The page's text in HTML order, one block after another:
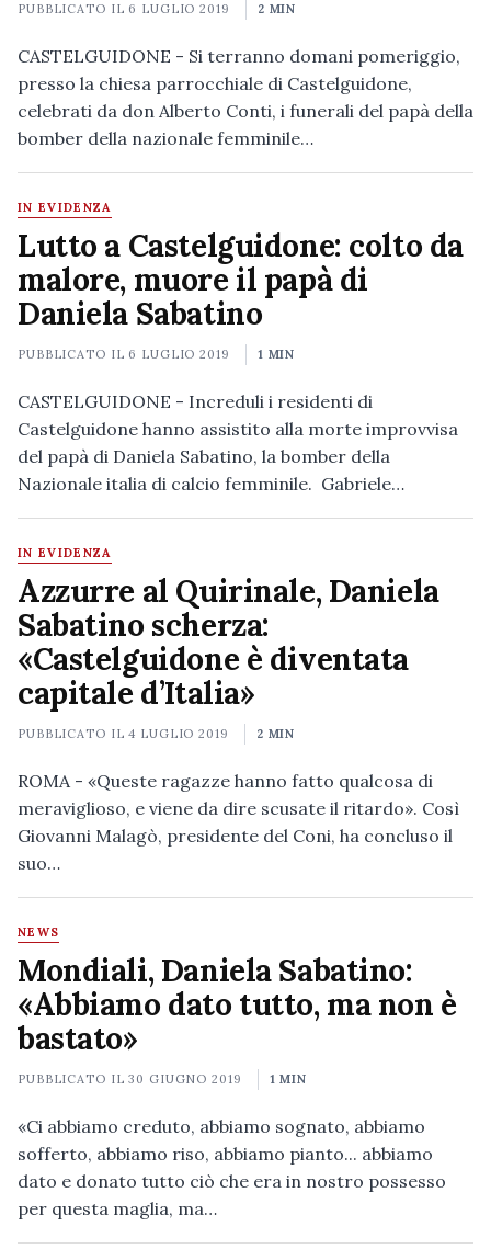
PUBBLICATO IL 6 LUGLIO 2019 2 MIN
CASTELGUIDONE - Si terranno domani pomeriggio,
presso la chiesa parrocchiale di Castelguidone,
celebrati da don Alberto Conti, i funerali del papà della
bomber della nazionale femminile…
IN EVIDENZA
Lutto a Castelguidone: colto da
malore, muore il papà di
Daniela Sabatino
PUBBLICATO IL 6 LUGLIO 2019 1 MIN
CASTELGUIDONE - Increduli i residenti di
Castelguidone hanno assistito alla morte improvvisa
del papà di Daniela Sabatino, la bomber della
Nazionale italia di calcio femminile. Gabriele…
IN EVIDENZA
Azzurre al Quirinale, Daniela
Sabatino scherza:
«Castelguidone è diventata
capitale d’Italia»
PUBBLICATO IL4 LUGLIO 2019 2 MIN
ROMA - «Queste ragazze hanno fatto qualcosa di
meraviglioso, e viene da dire scusate il ritardo». Così
Giovanni Malagò, presidente del Coni, ha concluso il
suo…
NEWS
Mondiali, Daniela Sabatino:
«Abbiamo dato tutto, ma non è
bastato»
PUBBLICATO IL30 GIUGNO 2019 1 MIN
«Ci abbiamo creduto, abbiamo sognato, abbiamo
sofferto, abbiamo riso, abbiamo pianto... abbiamo
dato e donato tutto ciò che era in nostro possesso
per questa maglia, ma…